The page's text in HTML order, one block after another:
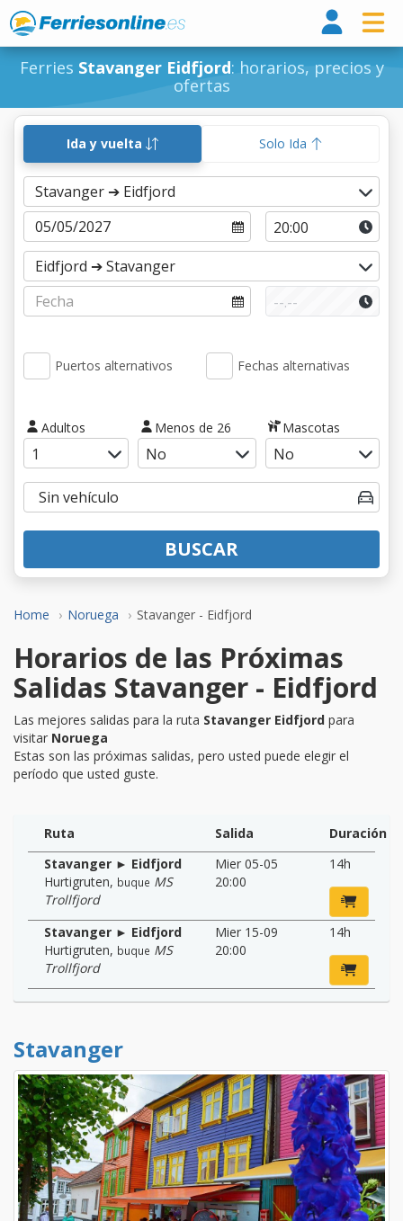
Ferries Stavanger Eidfjord: horarios, precios y
ofertas
Home Noruega Stavanger - Eidfjord
Ida y vuelta Solo Ida
Puertos alternativos Fechas alternativas
Adultos Menos de 26 Mascotas
BUSCAR
Horarios de las Próximas
Salidas Stavanger - Eidfjord
Las mejores salidas para la ruta Stavanger Eidfjord para
visitar Noruega
Estas son las próximas salidas, pero usted puede elegir el
período que usted guste.
Ruta Salida
Duración
Stavanger ► Eidfjord
Hurtigruten, buque MS
Trollfjord
Mier 05-05
20:00
14h
Stavanger ► Eidfjord
Hurtigruten, buque MS
Trollfjord
Mier 15-09
20:00
14h
Stavanger